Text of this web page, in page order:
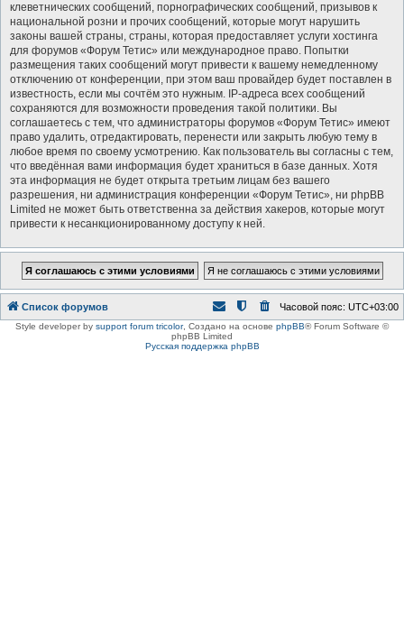
клеветнических сообщений, порнографических сообщений, призывов к
национальной розни и прочих сообщений, которые могут нарушить
законы вашей страны, страны, которая предоставляет услуги хостинга
для форумов «Форум Тетис» или международное право. Попытки
размещения таких сообщений могут привести к вашему немедленному
отключению от конференции, при этом ваш провайдер будет поставлен в
известность, если мы сочтём это нужным. IP-адреса всех сообщений
сохраняются для возможности проведения такой политики. Вы
соглашаетесь с тем, что администраторы форумов «Форум Тетис» имеют
право удалить, отредактировать, перенести или закрыть любую тему в
любое время по своему усмотрению. Как пользователь вы согласны с тем,
что введённая вами информация будет храниться в базе данных. Хотя
эта информация не будет открыта третьим лицам без вашего
разрешения, ни администрация конференции «Форум Тетис», ни phpBB
Limited не может быть ответственна за действия хакеров, которые могут
привести к несанкционированному доступу к ней.
Список форумов Часовой пояс: UTC+03:00
Style developer by support forum tricolor, Создано на основе phpBB® Forum Software ©
phpBB Limited
Русская поддержка phpBB